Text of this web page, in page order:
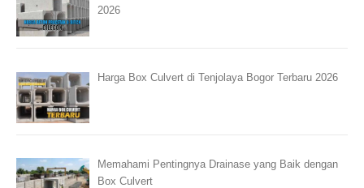
2026
Harga Box Culvert di Tenjolaya Bogor Terbaru 2026
Memahami Pentingnya Drainase yang Baik dengan
Box Culvert